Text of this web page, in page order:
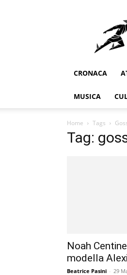
CRONACA
MUSICA
Home Tags
Tag:
Noah
modella
Beatrice Pasini - 29